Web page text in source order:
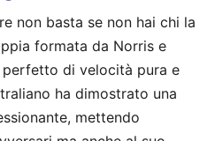
non basta se non hai chi la
formata da Norris e
di velocità pura e
ha dimostrato una
mettendo